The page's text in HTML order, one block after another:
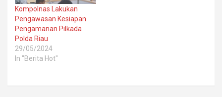
Kompolnas Lakukan
Pengawasan Kesiapan
Pengamanan Pilkada
Polda Riau
29/05/2024
In "Berita Hot"